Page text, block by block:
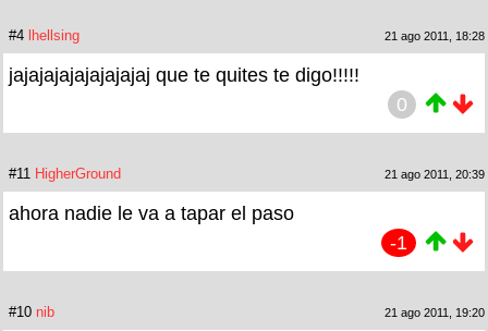
#4 lhellsing 21 ago 2011, 18:28
jajajajajajajajajaj que te quites te digo!!!!!
0
#11 HigherGround 21 ago 2011, 20:39
ahora nadie le va a tapar el paso
-1
#10 nib 21 ago 2011, 19:20